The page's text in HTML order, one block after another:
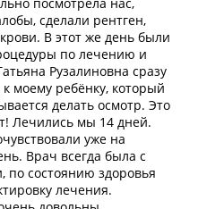
сделали рентген,
В этот же день были
по лечению и
Рузалиновна сразу
моему ребёнку, который
делать осмотр. Это
Лечились мы 14 дней.
уже на
Врач всегда была с
по состоянию здоровья
лечения.